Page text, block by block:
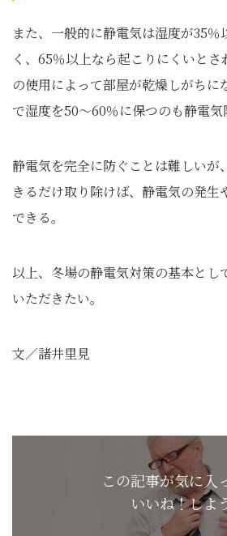
また、一般的に静電気は湿度が35％
く、65％以上なら起こりにくいと
の使用によって部屋が乾燥しがちに
で湿度を50～60％に保つのも静電気
静電気を完全に防ぐことは難しいが
きるだけ取り除けば、静電気の発生
できる。
以上、冬場の静電気対策の基本とし
いただきたい。
文／諸井里見
この記事が気に入
いいね！しよ